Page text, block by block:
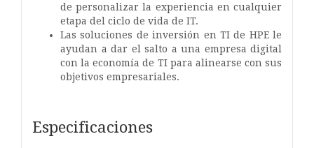
de personalizar la experiencia en cualquier
etapa del ciclo de vida de IT.
Las soluciones de inversión en TI de HPE le
ayudan a dar el salto a una empresa digital
con la economía de TI para alinearse con sus
objetivos empresariales.
Especificaciones